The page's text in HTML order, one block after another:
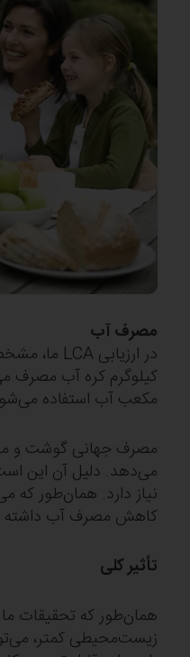
مصرف آب
در ارزیابی LCA ما، مشخص شد که برای تولید 1 کیلوگرم
کیلوگرم کره آب مصرف
مکعب آب استفاده می‌شود، در
می‌دهد. دلیل آن این
نیاز دارد. همان‌طور که
کاهش مصرف آب داشته و
تأثیر کلی
همان‌طور که تحقیقات
زیست‌محیطی کمتر،